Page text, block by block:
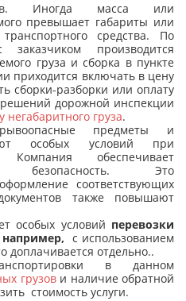
Иногда масса или
превышает габариты или
транспортного средства. По
заказчиком производится
груза и сборка в пункте
приходится включать в цену
сборки-разборки или оплату
дорожной инспекции
негабаритного груза.
предметы и
особых условий при
Компания обеспечивает
безопасность. Это
соответствующих
также повышают
особых условий перевозки
например, с использованием
доплачивается отдельно..
в данном
грузови наличие обратной
стоимость услуги.